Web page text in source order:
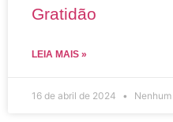
Gratidão
LEIA MAIS »
16 de abril de 2024